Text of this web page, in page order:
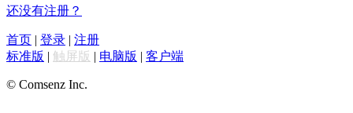
还没有注册？
首页 | 登录 | 注册
标准版 | 触屏版 | 电脑版 | 客户端
© Comsenz Inc.